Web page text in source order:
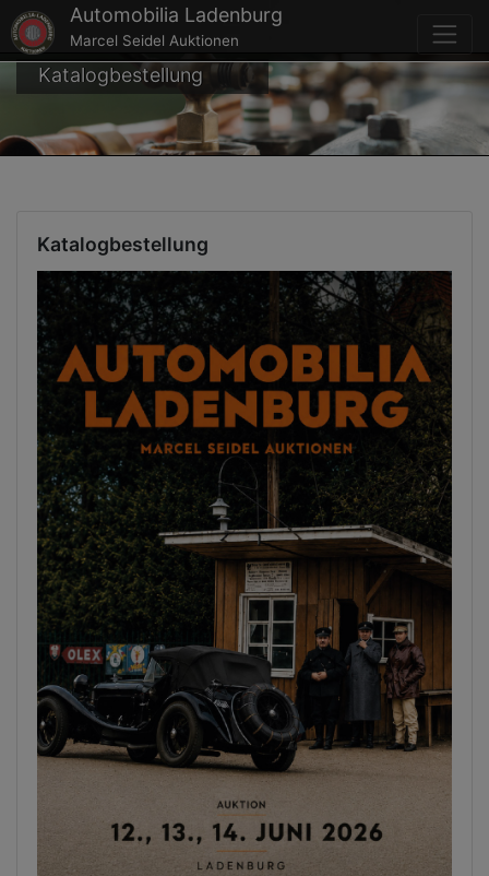
Automobilia Ladenburg
Marcel Seidel Auktionen
Katalogbestellung
Katalogbestellung